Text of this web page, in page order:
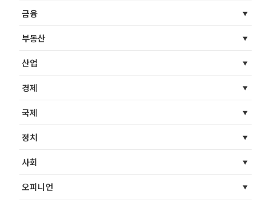
금융
부동산
산업
경제
국제
정치
사회
오피니언